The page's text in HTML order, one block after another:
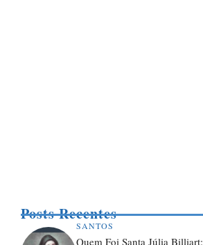
Posts Recentes
SANTOS
Quem Foi Santa Júlia Billiart: